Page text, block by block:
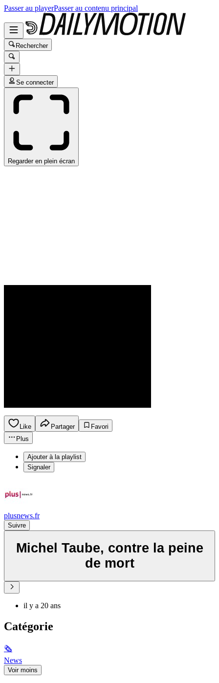
Passer au playerPasser au contenu principal
Rechercher
Se connecter
Regarder en plein écran
Like Partager
Favori
Plus
Ajouter à la playlist
Signaler
plusnews.fr
Suivre
Michel Taube, contre la peine
de mort
il y a 20 ans
Catégorie
🗞
News
Voir moins